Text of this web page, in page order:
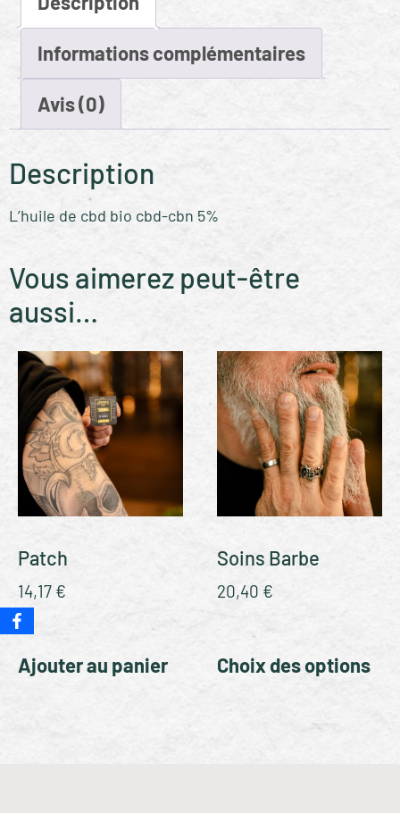
Informations complémentaires
Avis (0)
Description
L’huile de cbd bio cbd-cbn 5%
Vous aimerez peut-être
aussi…
Patch
14,17 €
Ajouter au panier
Soins Barbe
20,40 €
Choix des options